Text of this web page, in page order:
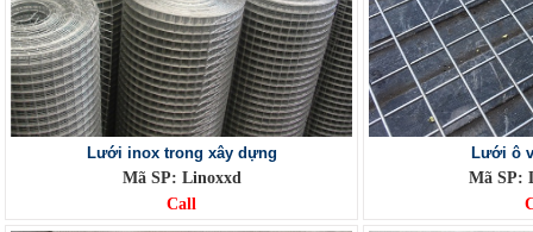
Lưới inox trong xây dựng
Mã SP: Linoxxd
Call
Lưới ô
Mã SP: